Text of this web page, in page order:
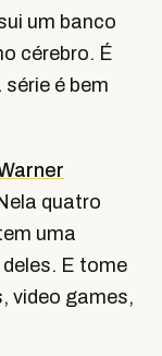
um banco
cérebro. É
é bem
quatro
uma
deles. E tome
video games,